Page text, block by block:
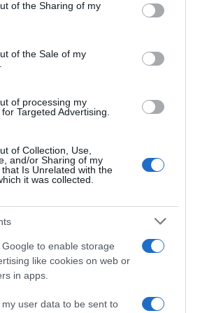
or usage behaviour. You may click to
to Google and its third-party tags to
specified purposes in below Google
of the Sharing of my
of the Sale of my
of processing my
Targeted Advertising.
of Collection, Use,
and/or Sharing of my
Is Unrelated with the
it was collected.
to enable storage
like cookies on web or
in apps.
user data to be sent to
pangó vizes közegben alakul ki.
levegő mozgását a növények között,
felszáradnak eső vagy öntözés
a gombák megtelepedésének esélyét.
megtámadják a fiatal hajtásokat,
időben. Ezek a kártevők
egyensúly fenntartásában
katicabogaraknak és más hasznos
vegyszerhasználat mérséklése
egészségét is támogatja.
lehet több mediterrán jellegű
angustifolia), a díszhagymával
vagy az alacsonyabb díszfüvekkel.
vízigényűek, és együtt